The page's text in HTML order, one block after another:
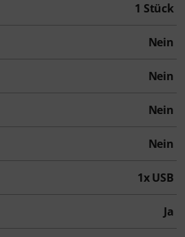
1 Stück
Nein
Nein
Nein
Nein
1x USB
Ja